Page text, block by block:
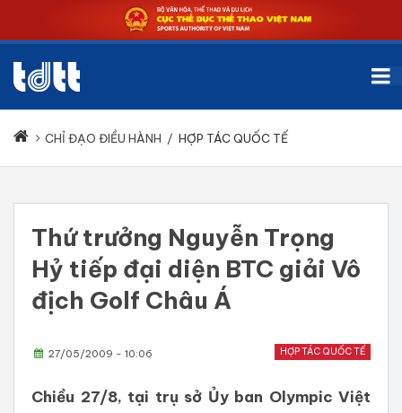
CHỈ ĐẠO ĐIỀU HÀNH / HỢP TÁC QUỐC TẾ
Thứ trưởng Nguyễn Trọng
Hỷ tiếp đại diện BTC giải Vô
địch Golf Châu Á
HỢP TÁC QUỐC TẾ
27/05/2009 - 10:06
Chiều 27/8, tại trụ sở Ủy ban Olympic Việt